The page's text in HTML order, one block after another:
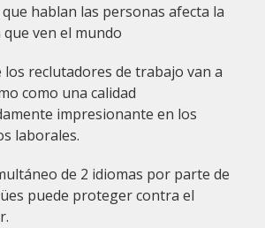
que hablan las personas afecta la
ven el mundo
los reclutadores de trabajo van a
como una calidad
impresionante en los
laborales.
de 2 idiomas por parte de
puede proteger contra el